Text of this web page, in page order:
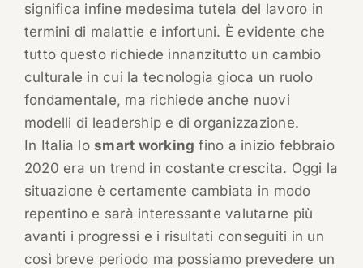
significa infine medesima tutela del lavoro in
termini di malattie e infortuni. È evidente che
tutto questo richiede innanzitutto un cambio
culturale in cui la tecnologia gioca un ruolo
fondamentale, ma richiede anche nuovi
modelli di leadership e di organizzazione.
In Italia lo smart working fino a inizio febbraio
2020 era un trend in costante crescita. Oggi la
situazione è certamente cambiata in modo
repentino e sarà interessante valutarne più
avanti i progressi e i risultati conseguiti in un
così breve periodo ma possiamo prevedere un